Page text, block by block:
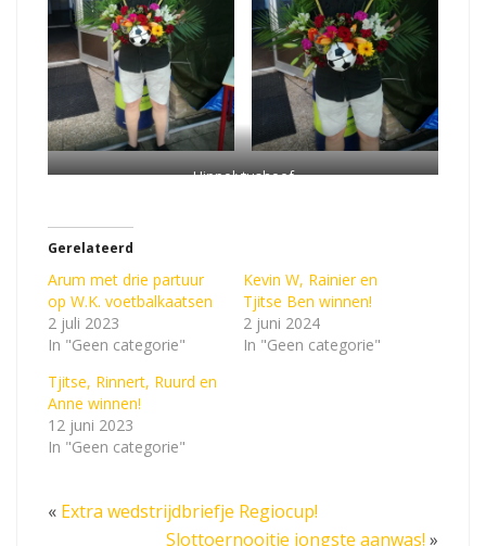
Hippolytushoef
Gerelateerd
Arum met drie partuur
op W.K. voetbalkaatsen
2 juli 2023
In "Geen categorie"
Kevin W, Rainier en
Tjitse Ben winnen!
2 juni 2024
In "Geen categorie"
Tjitse, Rinnert, Ruurd en
Anne winnen!
12 juni 2023
In "Geen categorie"
« Extra wedstrijdbriefje Regiocup!
Slottoernooitje jongste aanwas! »